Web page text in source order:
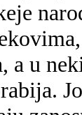
a u